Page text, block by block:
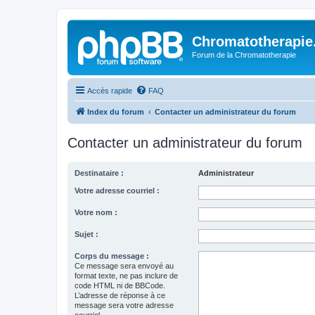
Forum de la Chromatotherapie
Accès rapide FAQ
Index du forum Contacter un administrateur du forum
Contacter un administrateur du forum
Destinataire : Administrateur
Votre adresse courriel :
Votre nom :
Sujet :
Corps du message :
Ce message sera envoyé au
format texte, ne pas inclure de
code HTML ni de BBCode.
L’adresse de réponse à ce
message sera votre adresse